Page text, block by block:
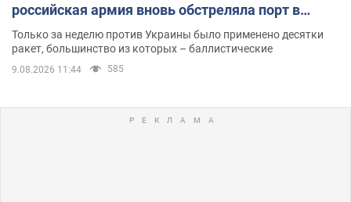
российская армия вновь обстреляла порт в
Одессе
Только за неделю против Украины было применено десятки
ракет, большинство из которых – баллистические
9.08.2026 11:44 585